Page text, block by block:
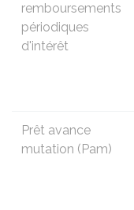
remboursements
périodiques
d'intérêt
Prêt avance
mutation (Pam)